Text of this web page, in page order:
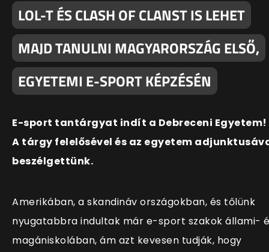
LOL-T ÉS CLASH OF CLANST IS LEHET
MAJD TANULNI MAGYARORSZÁG ELSŐ,
EGYETEMI E-SPORT KÉPZÉSÉN
E-sport tantárgyat indít a Debreceni Egyetem!
A tárgy felelősével és az egyetem
beszélgettünk.
Amerikában, a skandináv országokban, és tőlünk
nyugatabbra indultak már e-sport szakok állami-
magániskolában, ám azt kevesen tudják, hogy